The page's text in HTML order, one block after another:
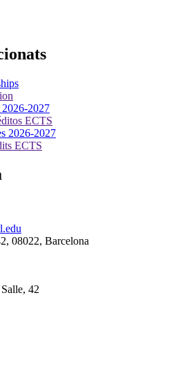
2026-2027
ECTS
2026-2027
ECTS
08022, Barcelona
42